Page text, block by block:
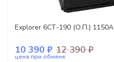
Explorer 6СТ-190 (О.П.) 1150А
10 390 ₽ 12 390 ₽
цена при обмене